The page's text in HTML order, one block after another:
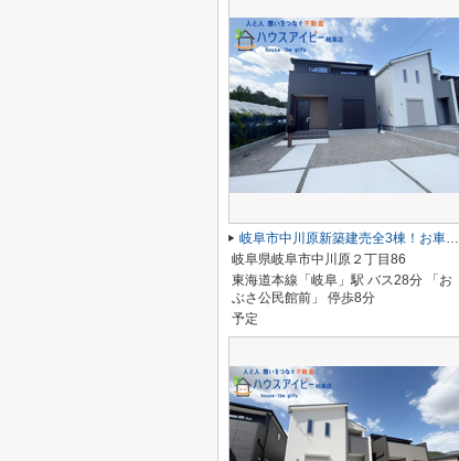
岐阜市中川原新築建売全3棟！お車並列3台可能！南道路につき日当り良好♪ウォークインクローゼットあり！
岐阜県岐阜市中川原２丁目86
東海道本線「岐阜」駅 バス28分 「お
ぶさ公民館前」 停歩8分
予定